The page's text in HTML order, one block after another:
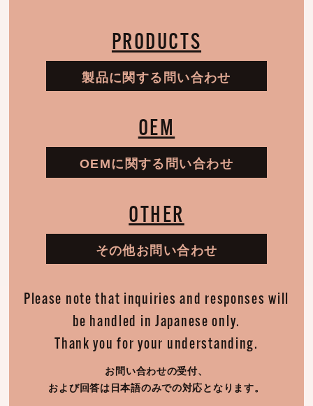
PRODUCTS
製品に関する問い合わせ
OEM
OEMに関する問い合わせ
OTHER
その他お問い合わせ
Please note that inquiries and responses will
be handled in Japanese only.
Thank you for your understanding.
お問い合わせの受付、
および回答は日本語のみでの対応となります。